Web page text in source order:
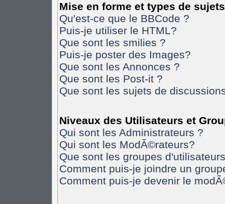
Mise en forme et types de sujets
Qu'est-ce que le BBCode ?
Puis-je utiliser le HTML?
Que sont les smilies ?
Puis-je poster des Images?
Que sont les Annonces ?
Que sont les Post-it ?
Que sont les sujets de
Niveaux des Utilisateurs et
Qui sont les Administrateurs ?
Qui sont les ModÃ©rateurs?
Que sont les groupes
Comment puis-je joindre un
Comment puis-je devenir le